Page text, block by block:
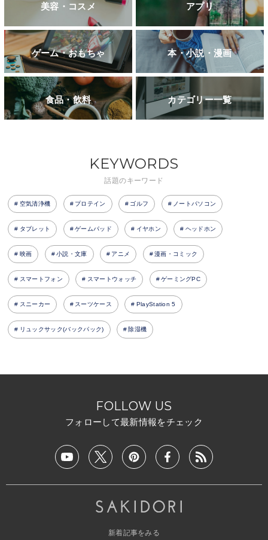
美容・コスメ アプリ
ゲーム・おもちゃ 本・小説・漫画
食品・飲料 カテゴリー一覧
KEYWORDS
話題のキーワード
空気清浄機 プロテイン ゴルフ ノートパソコン
タブレット ゲームパッド イヤホン ヘッドホン
映画 小説・文庫 アニメ 漫画・コミック
スマートフォン スマートウォッチ ゲーミングPC
スニーカー スーツケース PlayStation 5
リュックサック(バックパック) 除湿機
FOLLOW US
フォローして最新情報をチェック
新着記事をみる